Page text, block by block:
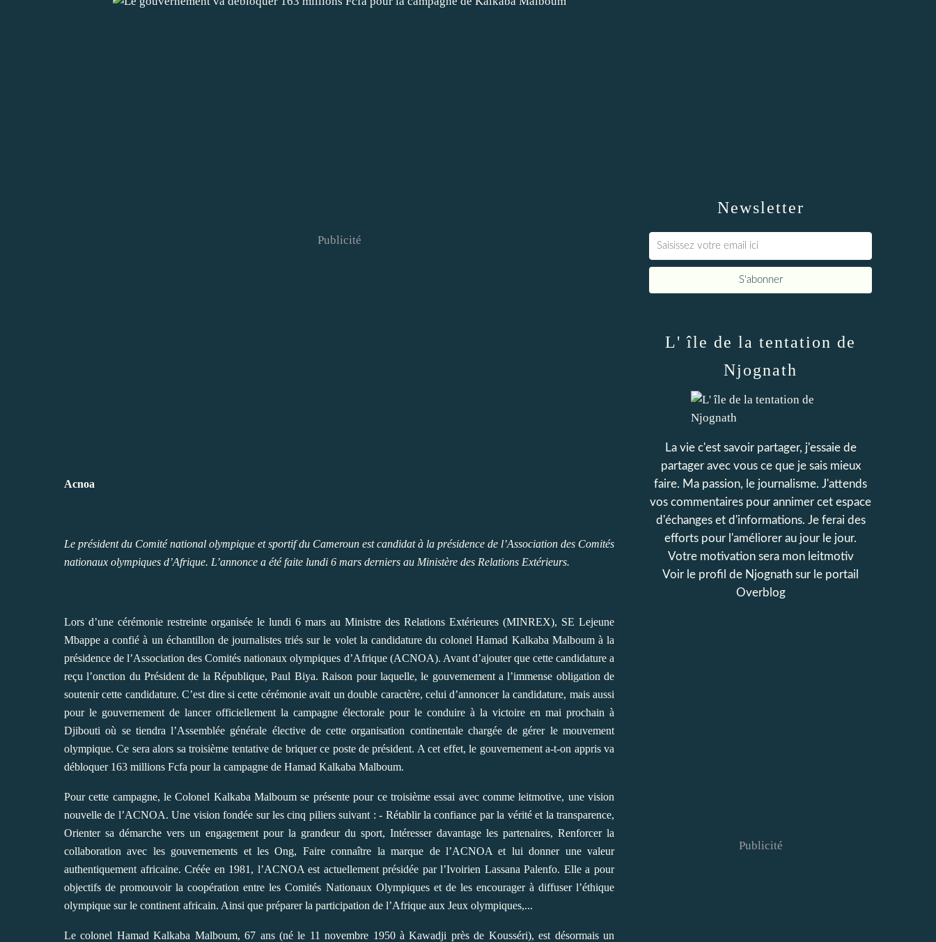
Publicité
Acnoa
Le président du Comité national olympique et sportif du Cameroun est candidat à la présidence de l’Association des Comités
nationaux olympiques d’Afrique. L’annonce a été faite lundi 6 mars derniers au Ministère des Relations Extérieurs.
Lors d’une cérémonie restreinte organisée le lundi 6 mars au Ministre des Relations Extérieures (MINREX), SE Lejeune
Mbappe a confié à un échantillon de journalistes triés sur le volet la candidature du colonel Hamad Kalkaba Malboum à la
présidence de l’Association des Comités nationaux olympiques d’Afrique (ACNOA). Avant d’ajouter que cette candidature a
reçu l’onction du Président de la République, Paul Biya. Raison pour laquelle, le gouvernement a l’immense obligation de
soutenir cette candidature. C’est dire si cette cérémonie avait un double caractère, celui d’annoncer la candidature, mais aussi
pour le gouvernement de lancer officiellement la campagne électorale pour le conduire à la victoire en mai prochain à
Djibouti où se tiendra l’Assemblée générale élective de cette organisation continentale chargée de gérer le mouvement
olympique. Ce sera alors sa troisième tentative de briquer ce poste de président. A cet effet, le gouvernement a-t-on appris va
débloquer 163 millions Fcfa pour la campagne de Hamad Kalkaba Malboum.
Pour cette campagne, le Colonel Kalkaba Malboum se présente pour ce troisième essai avec comme leitmotive, une vision
nouvelle de l’ACNOA. Une vision fondée sur les cinq piliers suivant : - Rétablir la confiance par la vérité et la transparence,
Orienter sa démarche vers un engagement pour la grandeur du sport, Intéresser davantage les partenaires, Renforcer la
collaboration avec les gouvernements et les Ong, Faire connaître la marque de l’ACNOA et lui donner une valeur
authentiquement africaine. Créée en 1981, l’ACNOA est actuellement présidée par l’Ivoirien Lassana Palenfo. Elle a pour
objectifs de promouvoir la coopération entre les Comités Nationaux Olympiques et de les encourager à diffuser l’éthique
olympique sur le continent africain. Ainsi que préparer la participation de l’Afrique aux Jeux olympiques,...
Le colonel Hamad Kalkaba Malboum, 67 ans (né le 11 novembre 1950 à Kawadji près de Kousséri), est désormais un
Newsletter
L' île de la tentation de
Njognath
La vie c'est savoir partager, j'essaie de
partager avec vous ce que je sais mieux
faire. Ma passion, le journalisme. J'attends
vos commentaires pour annimer cet espace
d'échanges et d'informations. Je ferai des
efforts pour l'améliorer au jour le jour.
Votre motivation sera mon leitmotiv
Voir le profil de Njognath sur le portail
Overblog
Publicité